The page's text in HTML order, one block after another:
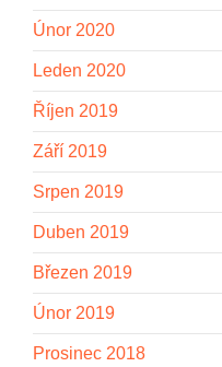
Únor 2020
Leden 2020
Říjen 2019
Září 2019
Srpen 2019
Duben 2019
Březen 2019
Únor 2019
Prosinec 2018